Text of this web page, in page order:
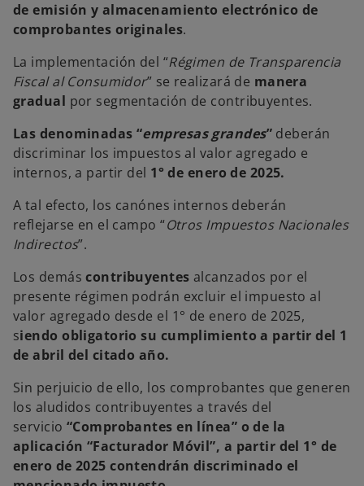
de emisión y almacenamiento electrónico de
comprobantes originales.
La implementación del “Régimen de Transparencia
Fiscal al Consumidor” se realizará de manera
gradual por segmentación de contribuyentes.
Las denominadas “empresas grandes”deberán
discriminar los impuestos al valor agregado e
internos, a partir del 1° de enero de 2025.
A tal efecto, los canónes internos deberán
reflejarse en el campo “Otros Impuestos Nacionales
Indirectos”.
Los demás contribuyentesalcanzados por el
presente régimen podrán excluir el impuesto al
valor agregado desde el 1° de enero de 2025,
siendo obligatorio su cumplimiento a partir del 1
de abril del citado año.
Sin perjuicio de ello, los comprobantes que generen
los aludidos contribuyentes a través del
servicio “Comprobantes en línea” o de la
aplicación “Facturador Móvil”, a partir del 1° de
enero de 2025 contendrán discriminado el